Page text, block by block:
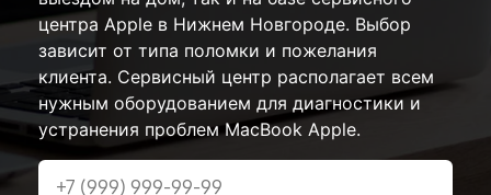
центра Apple в Нижнем Новгороде. Выбор
зависит от типа поломки и пожелания
клиента. Сервисный центр располагает всем
нужным оборудованием для диагностики и
устранения проблем MacBook Apple.